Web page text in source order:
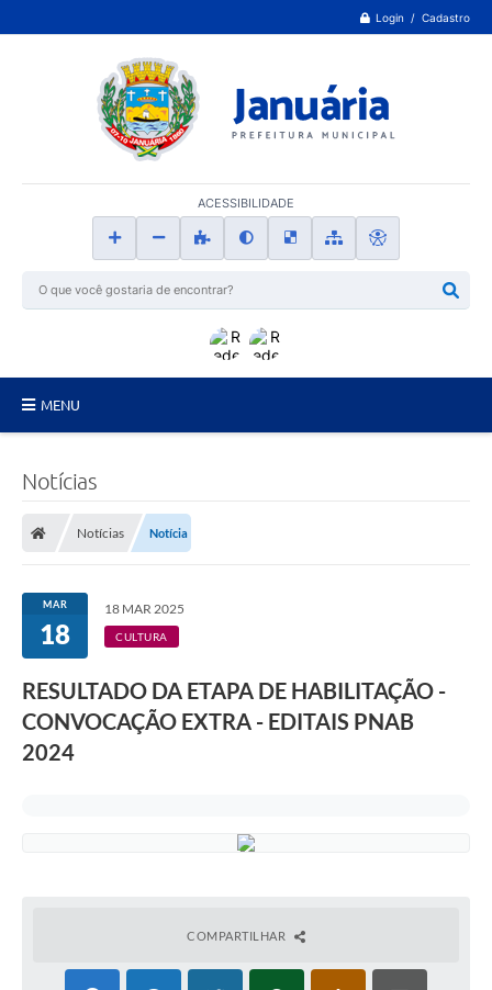
Login / Cadastro
ACESSIBILIDADE
MENU
Secretarias
Tributos
Contratos
Carta de Serviços
Ouvidoria
Notícias
Notícias Notícia
MAR
18
18 MAR 2025
CULTURA
RESULTADO DA ETAPA DE HABILITAÇÃO -
CONVOCAÇÃO EXTRA - EDITAIS PNAB
2024
COMPARTILHAR